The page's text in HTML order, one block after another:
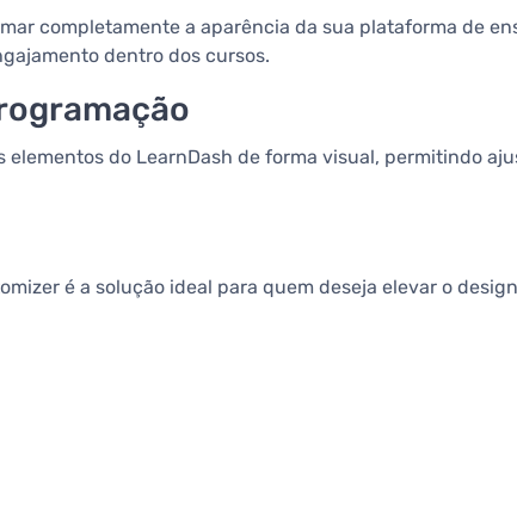
completamente a aparência da sua plataforma de
dentro dos cursos.
do LearnDash de forma visual, permitindo
é a solução ideal para quem deseja elevar o